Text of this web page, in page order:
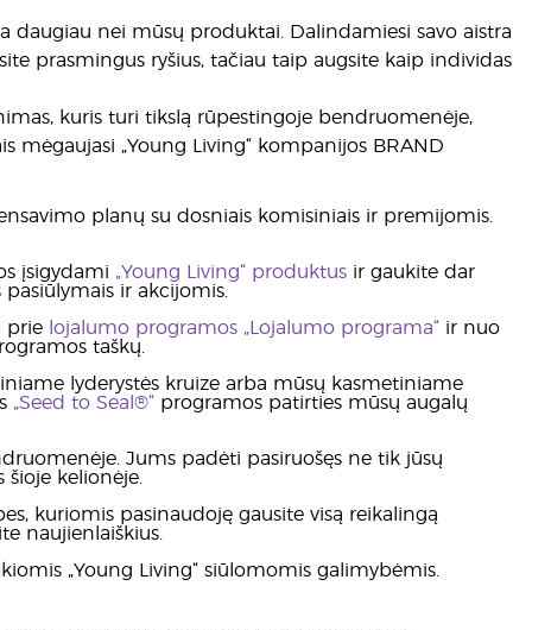
daugiau nei mūsų produktai. Dalindamiesi savo aistra
prasmingus ryšius, tačiau taip augsite kaip individas
kuris turi tikslą rūpestingoje bendruomenėje,
mėgaujasi „Young Living“ kompanijos BRAND
planų su dosniais komisiniais ir premijomis.
įsigydami „Young Living“ produktusir gaukite dar
ir akcijomis.
prie lojalumo programos „Lojalumo programa“ ir nuo
taškų.
lyderystės kruize arba mūsų kasmetiniame
„Seed to Seal®“ programos patirties mūsų augalų
Jums padėti pasiruošęs ne tik jūsų
šioje kelionėje.
kuriomis pasinaudoję gausite visą reikalingą
naujienlaiškius.
„Young Living“ siūlomomis galimybėmis.